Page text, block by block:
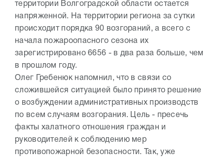
территории Волгоградской области остается
напряженной. На территории региона за сутки
происходит порядка 90 возгораний, а всего с
начала пожароопасного сезона их
зарегистрировано 6656 - в два раза больше, чем
в прошлом году.
Олег Гребенюк напомнил, что в связи со
сложившейся ситуацией было принято решение
о возбуждении административных производств
по всем случаям возгорания. Цель - пресечь
факты халатного отношения граждан и
руководителей к соблюдению мер
противопожарной безопасности. Так, уже